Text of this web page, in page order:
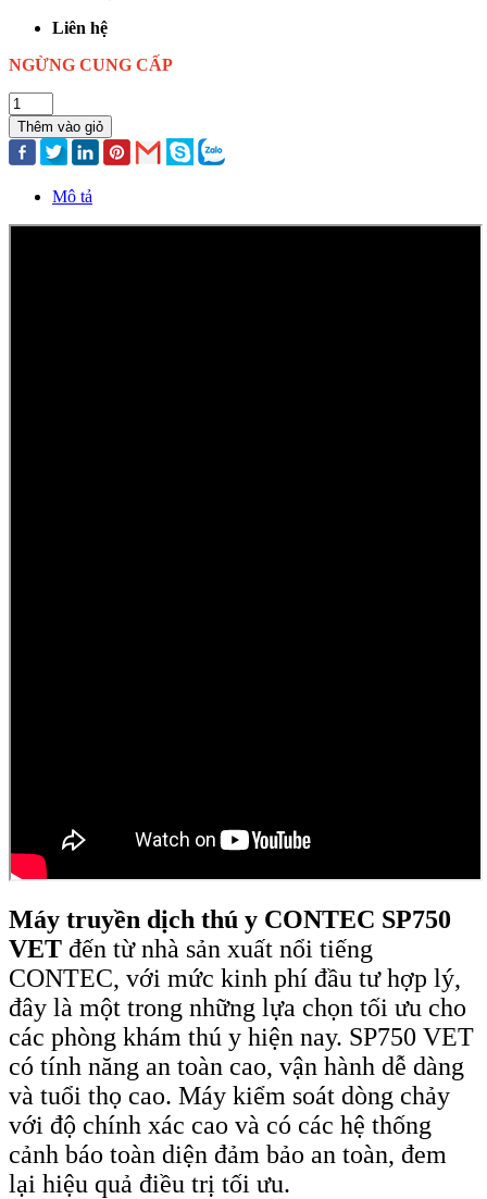
Liên hệ
NGỪNG CUNG CẤP
Thêm vào giỏ
Mô tả
Máy truyền dịch thú y CONTEC SP750
VET đến từ nhà sản xuất nổi tiếng
CONTEC, với mức kinh phí đầu tư hợp lý,
đây là một trong những lựa chọn tối ưu cho
các phòng khám thú y hiện nay. SP750 VET
có tính năng an toàn cao, vận hành dễ dàng
và tuổi thọ cao. Máy kiểm soát dòng chảy
với độ chính xác cao và có các hệ thống
cảnh báo toàn diện đảm bảo an toàn, đem
lại hiệu quả điều trị tối ưu.